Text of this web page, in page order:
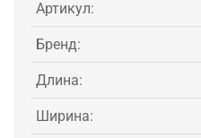
Артикул:
Бренд:
Длина:
Ширина: